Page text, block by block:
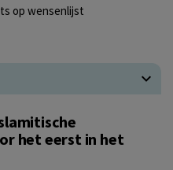
op wensenlijst
het eerst in het